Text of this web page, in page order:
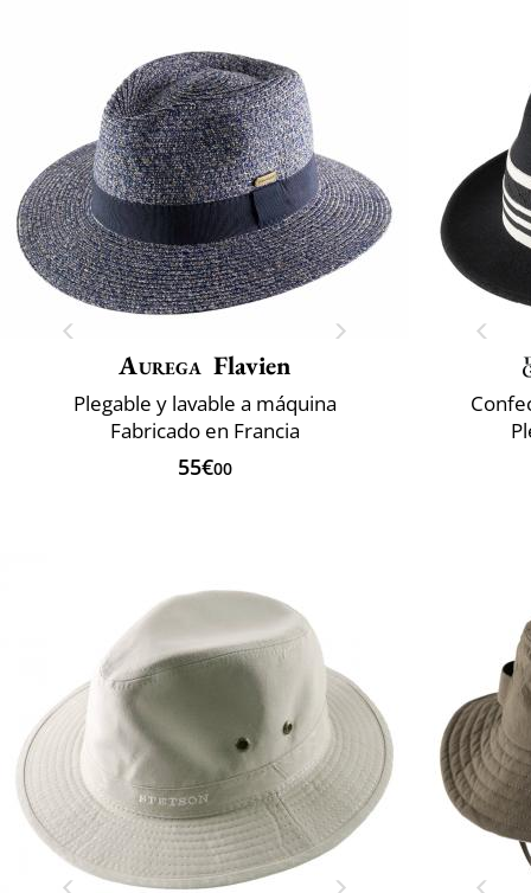
Aurega Flavien
Plegable y lavable a máquina
Fabricado en Francia
55€00